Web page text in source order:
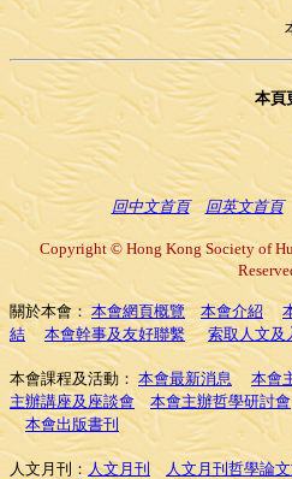
本頁
回中文首頁 回英文首頁
Copyright © Hong Kong Society of
關於本會： 本會網頁概覽 本會介紹
結
本會幹事及友好聯繫 索取人文及
本會課程及活動： 本會最新消息 本會
主辦講座及座談會
本會主辦哲學研討會
本會出版書刊
人文月刊：人文月刊 人文月刊哲學論